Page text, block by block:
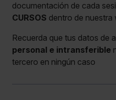
documentación de cada
CURSOS dentro de nuestra
Recuerda que tus datos de
personal e intransferible
tercero en ningún caso